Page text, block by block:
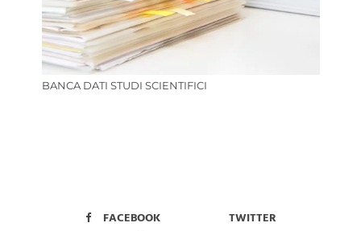
BANCA DATI STUDI SCIENTIFICI
FACEBOOK
TWITTER